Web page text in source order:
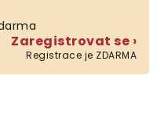
Zaregistrovat se ›
Registrace je ZDARMA